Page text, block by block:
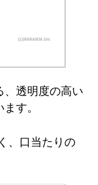
、透明度の高い
す。
、口当たりの